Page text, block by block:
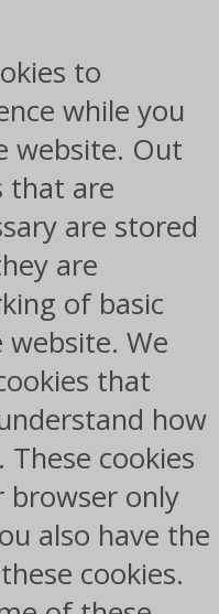
to
while you
website. Out
that are
are stored
are
of basic
We
that
how
cookies
browser only
also have the
cookies.